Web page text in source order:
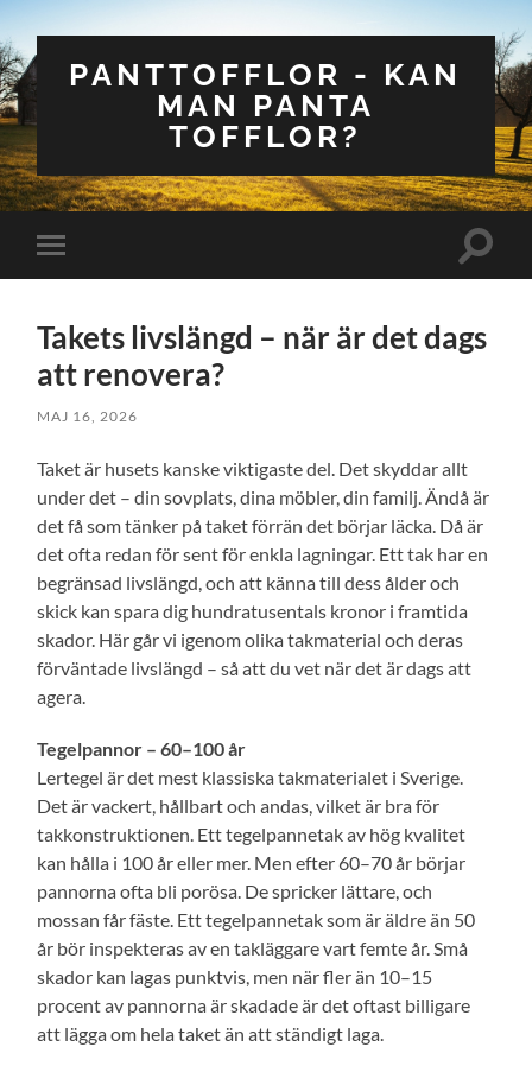
PANTTOFFLOR - KAN
MAN PANTA
TOFFLOR?
på/av
Slå
Takets livslängd – när är det dags
att renovera?
MAJ 16, 2026
Taket är husets kanske viktigaste del. Det skyddar allt
under det – din sovplats, dina möbler, din familj. Ändå är
det få som tänker på taket förrän det börjar läcka. Då är
det ofta redan för sent för enkla lagningar. Ett tak har en
begränsad livslängd, och att känna till dess ålder och
skick kan spara dig hundratusentals kronor i framtida
skador. Här går vi igenom olika takmaterial och deras
förväntade livslängd – så att du vet när det är dags att
agera.
Tegelpannor – 60–100 år
Lertegel är det mest klassiska takmaterialet i Sverige.
Det är vackert, hållbart och andas, vilket är bra för
takkonstruktionen. Ett tegelpannetak av hög kvalitet
kan hålla i 100 år eller mer. Men efter 60–70 år börjar
pannorna ofta bli porösa. De spricker lättare, och
mossan får fäste. Ett tegelpannetak som är äldre än 50
år bör inspekteras av en takläggare vart femte år. Små
skador kan lagas punktvis, men när fler än 10–15
procent av pannorna är skadade är det oftast billigare
att lägga om hela taket än att ständigt laga.